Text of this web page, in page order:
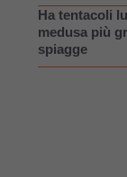
Ha tentacoli
medusa più
spiagge